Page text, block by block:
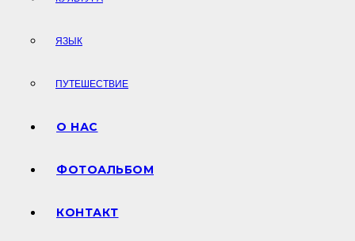
ЯЗЫК
ПУТЕШЕСТВИЕ
О НАС
ФОТОАЛЬБОМ
КОНТАКТ